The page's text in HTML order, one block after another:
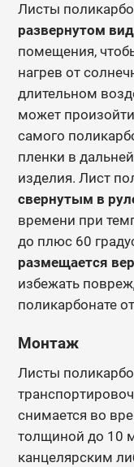
Листы
развернутом
помещения,
нагрев от
длительном
может произойти
самого
пленки в
изделия. Лист
свернутым в
времени при
до плюс 60
размещается
избежать
поликарбонате
Монтаж
Листы
снимается во
толщиной до 10
канцелярским